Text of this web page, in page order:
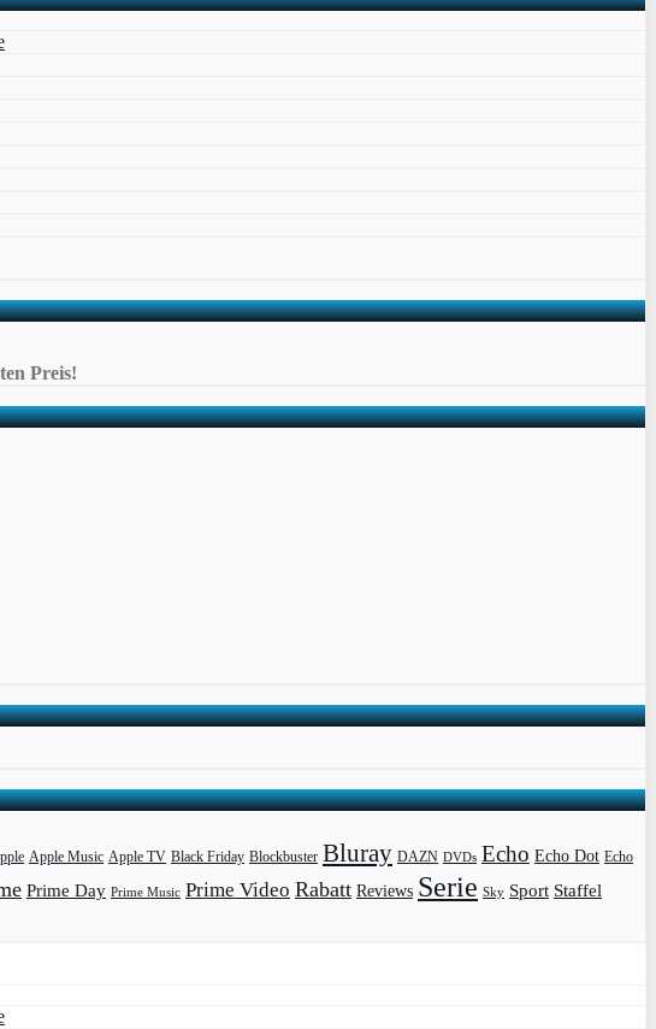
Preis!
Apple Music Apple TV Black Friday Blockbuster Bluray DAZN DVDs Echo Echo Dot Echo
Prime Day Prime Music Prime Video Rabatt Reviews Serie Sky Sport Staffel